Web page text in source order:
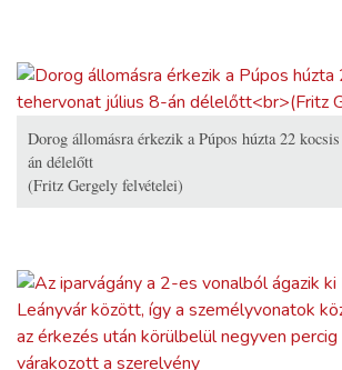
Dorog állomásra érkezik a Púpos húzta 22
án délelőtt
(Fritz Gergely felvételei)